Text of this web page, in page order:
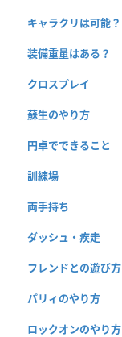
キャラクリは可能？
装備重量はある？
クロスプレイ
蘇生のやり方
円卓でできること
訓練場
両手持ち
ダッシュ・疾走
フレンドとの遊び方
パリィのやり方
ロックオンのやり方